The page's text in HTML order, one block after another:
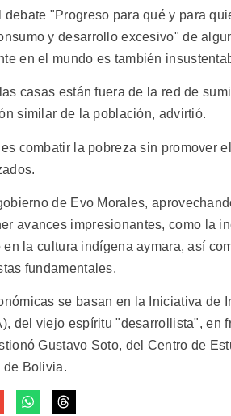
debate "Progreso para qué y para
y desarrollo excesivo" de
en el mundo es también
casas están fuera de la red de
similar de la población, advirtió.
combatir la pobreza sin promover
de Evo Morales,
avances impresionantes, como la
la cultura indígena aymara, así
fundamentales.
se basan en la Iniciativa de
del viejo espíritu "desarrollista", en
Gustavo Soto, del Centro de
de Bolivia.